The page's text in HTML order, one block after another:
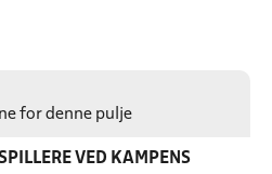
for denne pulje
VED KAMPENS